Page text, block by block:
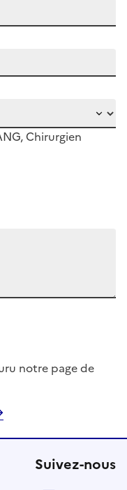
Chirurgien
notre page de
Suivez-nous